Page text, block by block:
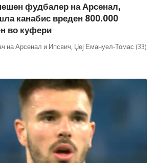
фудбалер на Арсенал,
канабис вреден 800.000
во куфери
на Арсенал и Ипсвич, Џеј Емануел-Томас (33)